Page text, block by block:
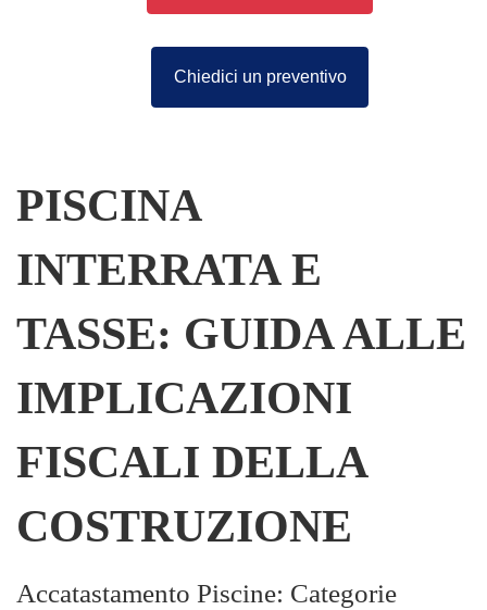
Chiedici un preventivo
PISCINA
INTERRATA E
TASSE: GUIDA ALLE
IMPLICAZIONI
FISCALI DELLA
COSTRUZIONE
Accatastamento Piscine: Categorie